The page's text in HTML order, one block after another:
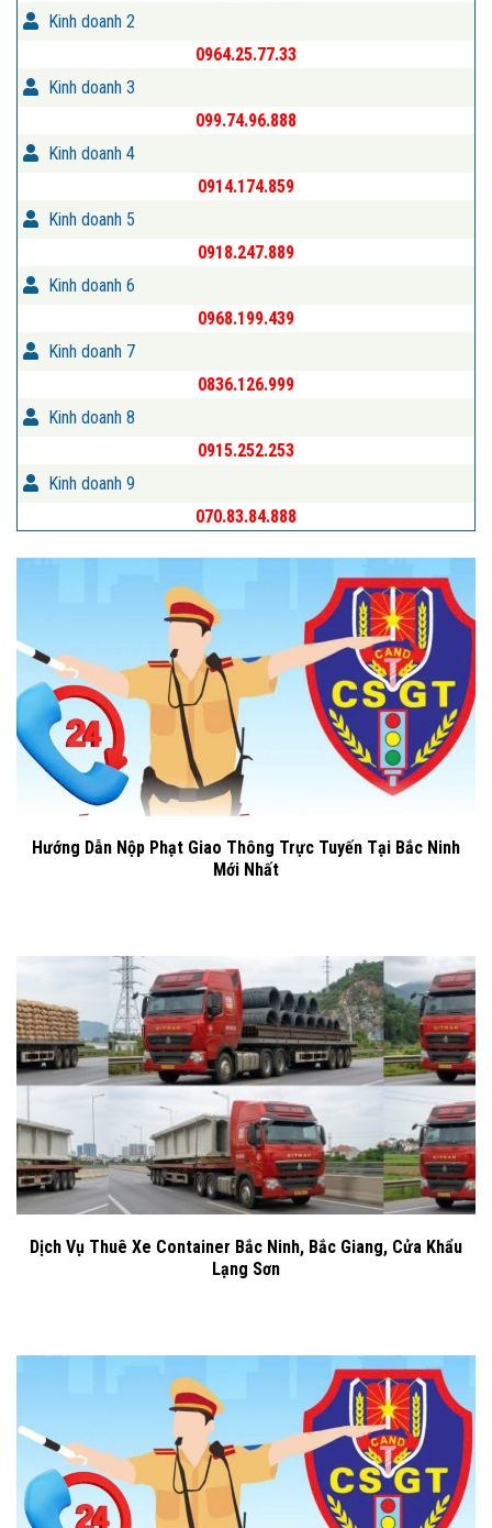
Kinh doanh 2
0964.25.77.33
Kinh doanh 3
099.74.96.888
Kinh doanh 4
0914.174.859
Kinh doanh 5
0918.247.889
Kinh doanh 6
0968.199.439
Kinh doanh 7
0836.126.999
Kinh doanh 8
0915.252.253
Kinh doanh 9
070.83.84.888
Hướng Dẫn Nộp Phạt Giao Thông Trực Tuyến Tại Bắc Ninh
Mới Nhất
Dịch Vụ Thuê Xe Container Bắc Ninh, Bắc Giang, Cửa Khẩu
Lạng Sơn